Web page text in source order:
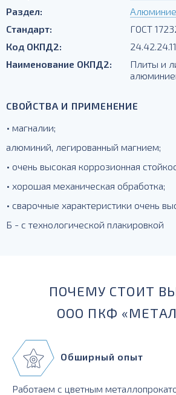
Раздел:
Стандарт:
ГОСТ
Код ОКПД2:
Наименование ОКПД2:
Плиты и
СВОЙСТВА И ПРИМЕНЕНИЕ
• магналии;
алюминий, легированный магнием;
• очень высокая коррозионная
• хорошая механическая обработка;
• сварочные характеристики очень
Б - с технологической плакировкой
ПОЧЕМУ СТОИТ
ООО ПКФ
Обширный опыт
Работаем с цветным